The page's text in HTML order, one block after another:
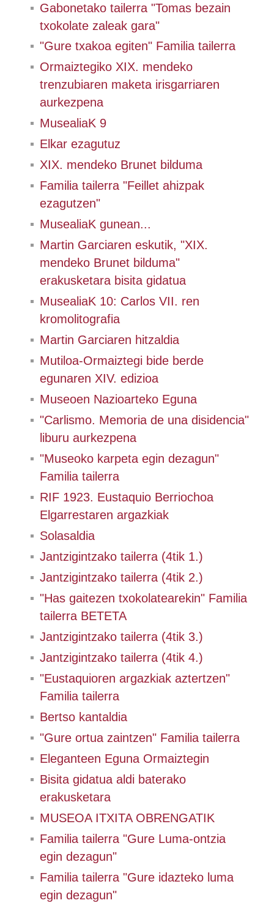
Gabonetako tailerra "Tomas bezain
txokolate zaleak gara"
"Gure txakoa egiten" Familia tailerra
Ormaiztegiko XIX. mendeko
trenzubiaren maketa irisgarriaren
aurkezpena
MusealiaK 9
Elkar ezagutuz
XIX. mendeko Brunet bilduma
Familia tailerra "Feillet ahizpak
ezagutzen"
MusealiaK gunean...
Martin Garciaren eskutik, "XIX.
mendeko Brunet bilduma"
erakusketara bisita gidatua
MusealiaK 10: Carlos VII. ren
kromolitografia
Martin Garciaren hitzaldia
Mutiloa-Ormaiztegi bide berde
egunaren XIV. edizioa
Museoen Nazioarteko Eguna
"Carlismo. Memoria de una disidencia"
liburu aurkezpena
"Museoko karpeta egin dezagun"
Familia tailerra
RIF 1923. Eustaquio Berriochoa
Elgarrestaren argazkiak
Solasaldia
Jantzigintzako tailerra (4tik 1.)
Jantzigintzako tailerra (4tik 2.)
"Has gaitezen txokolatearekin" Familia
tailerra BETETA
Jantzigintzako tailerra (4tik 3.)
Jantzigintzako tailerra (4tik 4.)
"Eustaquioren argazkiak aztertzen"
Familia tailerra
Bertso kantaldia
"Gure ortua zaintzen" Familia tailerra
Eleganteen Eguna Ormaiztegin
Bisita gidatua aldi baterako
erakusketara
MUSEOA ITXITA OBRENGATIK
Familia tailerra "Gure Luma-ontzia
egin dezagun"
Familia tailerra "Gure idazteko luma
egin dezagun"